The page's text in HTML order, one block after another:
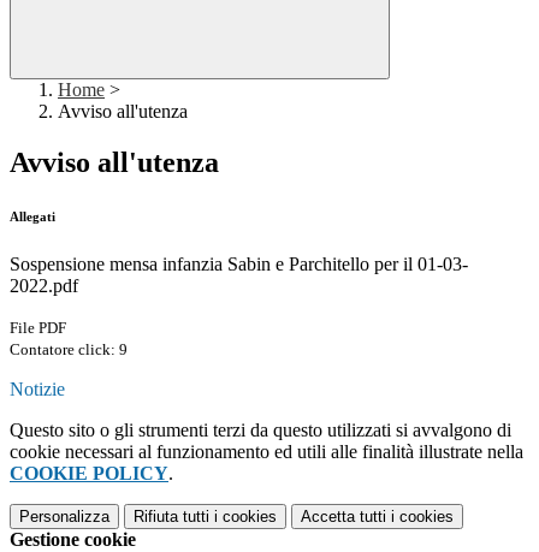
Home >
Avviso all'utenza
Avviso all'utenza
Allegati
Sospensione mensa infanzia Sabin e Parchitello per il 01-03-
2022.pdf
File PDF
Contatore click: 9
Notizie
Questo sito o gli strumenti terzi da questo utilizzati si avvalgono di
cookie necessari al funzionamento ed utili alle finalità illustrate nella
COOKIE POLICY.
Personalizza Rifiuta tutti i cookies Accetta tutti i cookies
Gestione cookie